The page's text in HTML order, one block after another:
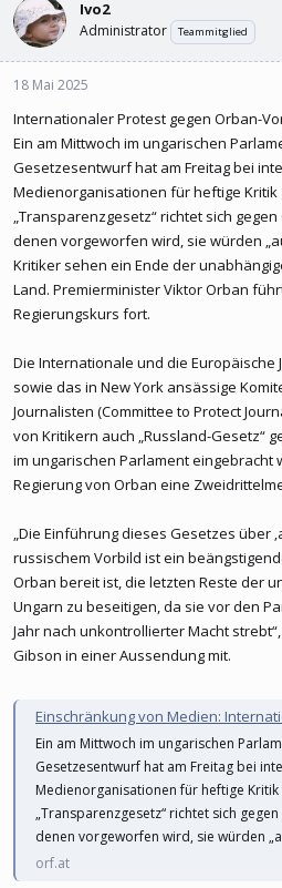
Ivo2
Administrator Teammitglied
18 Mai 2025
Internationaler Protest gegen Orban-
Ein am Mittwoch im ungarischen
Gesetzesentwurf hat am Freitag bei
Medienorganisationen für heftige Kritik
„Transparenzgesetz“ richtet sich
denen vorgeworfen wird, sie würden
Kritiker sehen ein Ende der
Land. Premierminister Viktor Orban
Regierungskurs fort.
Die Internationale und die Europäische
sowie das in New York ansässige
Journalisten (Committee to Protect
von Kritikern auch „Russland-Gesetz“
im ungarischen Parlament eingebracht
Regierung von Orban eine
„Die Einführung dieses Gesetzes über
russischem Vorbild ist ein
Orban bereit ist, die letzten Reste der
Ungarn zu beseitigen, da sie vor den
Jahr nach unkontrollierter Macht
Gibson in einer Aussendung mit.
Einschränkung von Medien:
Ein am Mittwoch im ungarischen
Gesetzesentwurf hat am Freitag bei
Medienorganisationen für heftige
„Transparenzgesetz“ richtet sich
denen vorgeworfen wird, sie würden
orf.at